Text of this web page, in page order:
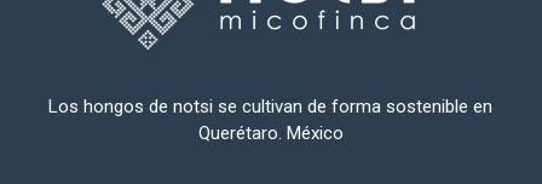
Los hongos de notsi se cultivan de forma sostenible en
Querétaro. México